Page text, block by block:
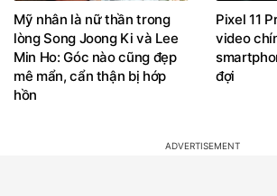
Mỹ nhân là nữ thần trong
lòng Song Joong Ki và Lee
Min Ho: Góc nào cũng đẹp
mê mẩn, cẩn thận bị hớp
hồn
Pixel 11
video
đợi